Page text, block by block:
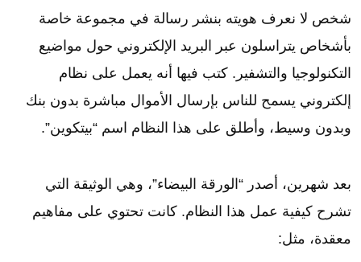
شخص لا نعرف هويته بنشر رسالة في مجموعة خاصة
بأشخاص يتراسلون عبر البريد الإلكتروني حول مواضيع
التكنولوجيا والتشفير. كتب فيها أنه يعمل على نظام
إلكتروني يسمح للناس بإرسال الأموال مباشرة بدون بنك
وبدون وسيط، وأطلق على هذا النظام اسم “بيتكوين”.
بعد شهرين، أصدر “الورقة البيضاء”، وهي الوثيقة التي
تشرح كيفية عمل هذا النظام. كانت تحتوي على مفاهيم
معقدة، مثل: